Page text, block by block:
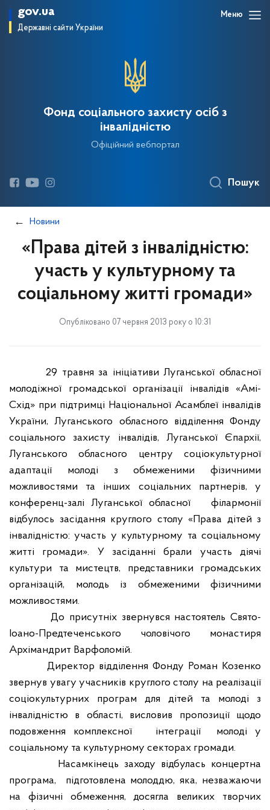
gov.ua
Державні сайти України
Меню
Фонд соціального захисту осіб з
інвалідністю
Офіційний вебпортал
Пошук
Новини
«Права дітей з інвалідністю:
участь у культурному та
соціальному житті громади»
Опубліковано 07 червня 2013 року о 10:31
29 травня за ініціативи Луганської обласної
молодіжної громадської організації інвалідів «Амі-
Схід» при підтримці Національної Асамблеї інвалідів
України, Луганського обласного відділення Фонду
соціального захисту інвалідів, Луганської Єпархії,
Луганського обласного центру соціокультурної
адаптації молоді з обмеженими фізичними
можливостями та інших соціальних партнерів, у
конференц-залі Луганської обласної
філармонії
відбулось засідання круглого столу «Права дітей з
інвалідністю: участь у культурному та соціальному
житті громади». У засіданні брали участь діячі
культури та мистецтв, представники громадських
організацій, молодь із обмеженими фізичними
можливостями.
До присутніх звернувся настоятель Свято-
Іоано-Предтеченського чоловічого монастиря
Архімандрит Варфоломій.
Директор відділення Фонду Роман Козенко
звернув увагу учасників круглого столу на реалізації
соціокультурних програм для дітей та молоді з
інвалідністю в області, висловив пропозиції щодо
подовження комплексної
інтеграції
молоді у
соціальному та культурному секторах громади.
Насамкінець заходу відбулась концертна
програма,
підготовлена молоддю, яка, незважаючи
на фізичні обмеження, досягла великих творчих